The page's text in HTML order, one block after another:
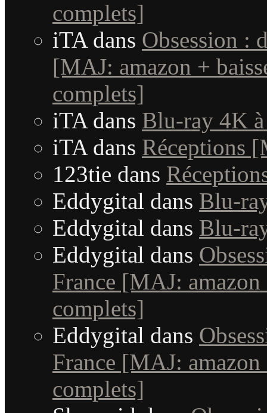
complets]
iTAdans Obsession :
[MAJ: amazon +
complets]
iTAdans Blu-ray 4K
iTAdans Réceptions
123tie dans
Eddygital dans Blu-
Eddygital dans Blu-
Eddygital dans
France [MAJ:
complets]
Eddygital dans
France [MAJ:
complets]